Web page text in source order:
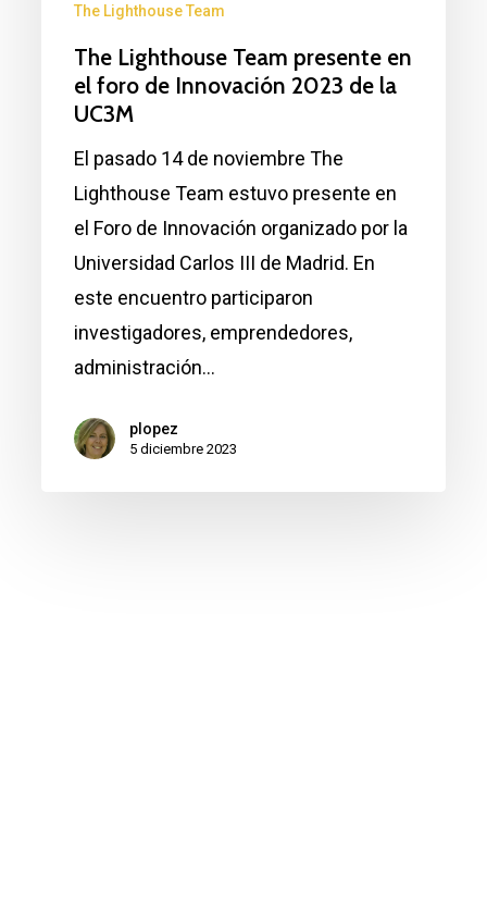
Innovación
2023
UC3M
The Lighthouse Team
The Lighthouse Team presente en
el foro de Innovación 2023 de la
UC3M
El pasado 14 de noviembre The
Lighthouse Team estuvo presente en
el Foro de Innovación organizado por la
Universidad Carlos III de Madrid. En
este encuentro participaron
investigadores, emprendedores,
administración…
plopez
5 diciembre 2023